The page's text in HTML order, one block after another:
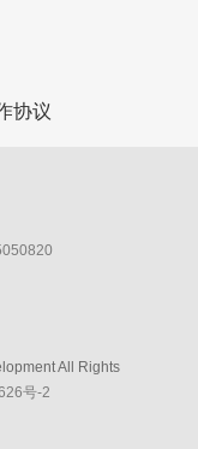
协议
All Rights
号-2